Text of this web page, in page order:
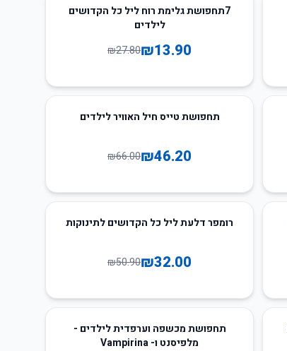
507תחפושת גלימת רוח ליל כל הקדושים
לילדים
₪13.90
₪27.80
תחפושת טייס חיל האוויר לילדים
₪46.20
₪66.00
37
רומפר דלעת ליל כל הקדושים לתינוקות
₪32.00
₪50.90
תחפושת מכשפה וערפדית לילדים -
מלפיסנט ו- Vampirina